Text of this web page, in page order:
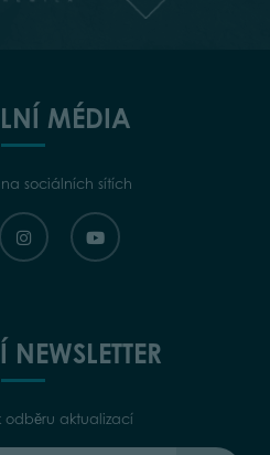
MÉDIA
sociálních sítích
odběru aktualizací